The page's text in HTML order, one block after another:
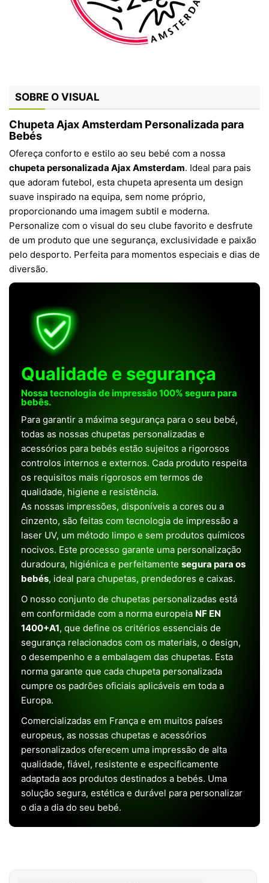
SOBRE O VISUAL
Chupeta Ajax Amsterdam Personalizada para
Bebés
Ofereça conforto e estilo ao seu bebé com a nossa
chupeta personalizada Ajax Amsterdam. Ideal para pais
que adoram futebol, esta chupeta apresenta um design
suave inspirado na equipa, sem nome próprio,
proporcionando uma imagem subtil e moderna.
Personalize com o visual do seu clube favorito e desfrute
de um produto que une segurança, exclusividade e paixão
pelo desporto. Perfeita para momentos especiais e dias de
diversão.
Qualidade e segurança
Nossa tecnologia de impressão 100% segura para
bebês.
Para garantir a máxima segurança para o seu bebé,
todas as nossas chupetas personalizadas e
acessórios para bebés estão sujeitos a rigorosos
controlos internos e externos. Cada produto respeita
os requisitos mais rigorosos em termos de
qualidade, higiene e resistência.
As nossas impressões, disponíveis a cores ou a
cinzento, são feitas com tecnologia de impressão a
laser UV, um método limpo e sem produtos químicos
nocivos. Este processo garante uma personalização
duradoura, higiénica e perfeitamente segura para os
bebés, ideal para chupetas, prendedores e caixas.
O nosso conjunto de chupetas personalizadas está
em conformidade com a norma europeia NF EN
1400+A1, que define os critérios essenciais de
segurança relacionados com os materiais, o design,
o desempenho e a embalagem das chupetas. Esta
norma garante que cada chupeta personalizada
cumpre os padrões oficiais aplicáveis em toda a
Europa.
Comercializadas em França e em muitos países
europeus, as nossas chupetas e acessórios
personalizados oferecem uma impressão de alta
qualidade, fiável, resistente e especificamente
adaptada aos produtos destinados a bebés. Uma
solução segura, estética e durável para personalizar
o dia a dia do seu bebé.